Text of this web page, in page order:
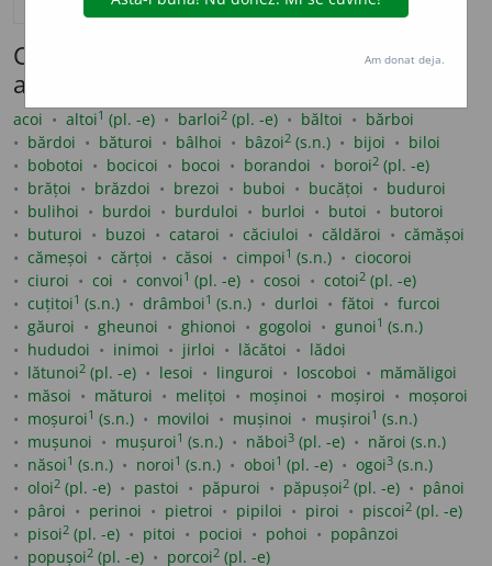
plural
Cuvinte care se flexionează conform
acestui model (maximum 100 afișate)
acoi altoi1 (pl. -e) barloi2 (pl. -e) băltoi
bărboi
bărdoi
băturoi bâlhoi bâzoi2 (s.n.) bijoi
biloi
bobotoi
bocicoi bocoi borandoi boroi2 (pl. -e)
brățoi
brăzdoi brezoi buboi bucățoi
buduroi
bulihoi
burdoi burduloi burloi butoi
butoroi
buturoi
buzoi cataroi căciuloi căldăroi
cămășoi
cămeșoi
cărțoi căsoi cimpoi1 (s.n.)
ciocoroi
ciuroi
coi convoi1 (pl. -e) cosoi cotoi2 (pl. -e)
cuțitoi1 (s.n.) drâmboi1 (s.n.) durloi fătoi
furcoi
găuroi
gheunoi ghionoi gogoloi gunoi1 (s.n.)
hududoi
inimoi jirloi lăcătoi
lădoi
lătunoi2 (pl. -e) lesoi linguroi loscoboi
mămăligoi
măsoi
măturoi melițoi moșinoi moșiroi
moșoroi
moșuroi1 (s.n.) moviloi mușinoi mușiroi1 (s.n.)
mușunoi
mușuroi1 (s.n.) năboi3 (pl. -e)
năroi (s.n.)
năsoi1 (s.n.) noroi1 (s.n.) oboi1 (pl. -e) ogoi3 (s.n.)
oloi2 (pl. -e) pastoi păpuroi păpușoi2 (pl. -e)
pânoi
pâroi
perinoi pietroi pipiloi piroi piscoi2 (pl. -e)
pisoi2 (pl. -e) pitoi pocioi pohoi
popânzoi
popușoi2 (pl. -e) porcoi2 (pl. -e)
Am donat deja.